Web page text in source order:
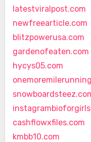
latestviralpost.com
newfreearticle.com
blitzpowerusa.com
gardenofeaten.com
hycys05.com
cashflowxfiles.com
kmbb10.com